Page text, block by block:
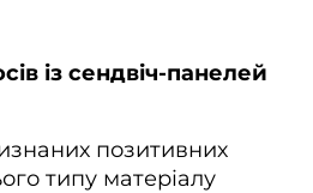
із сендвіч-панелей
позитивних
типу матеріалу